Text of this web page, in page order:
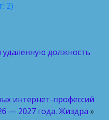
2)
должность
интернет-профессий
— 2027 года. Жиздра »